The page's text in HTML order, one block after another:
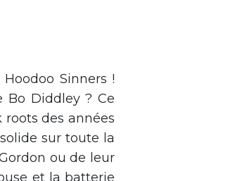
Sinners !
Bo Diddley ? Ce
des années
sur toute la
ou de leur
et la batterie